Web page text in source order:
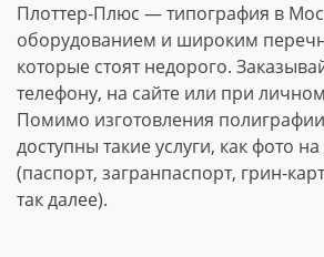
Плоттер-Плюс — типография в
оборудованием и широким
которые стоят недорого.
телефону, на сайте или при
Помимо изготовления
доступны такие услуги, как фото
(паспорт, загранпаспорт, грин-
так далее).